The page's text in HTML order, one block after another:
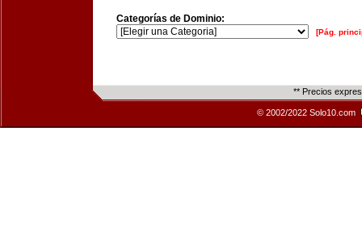
Categorías de Dominio:
[Pág.
** Precios
© 2002/2022 Solo10.com